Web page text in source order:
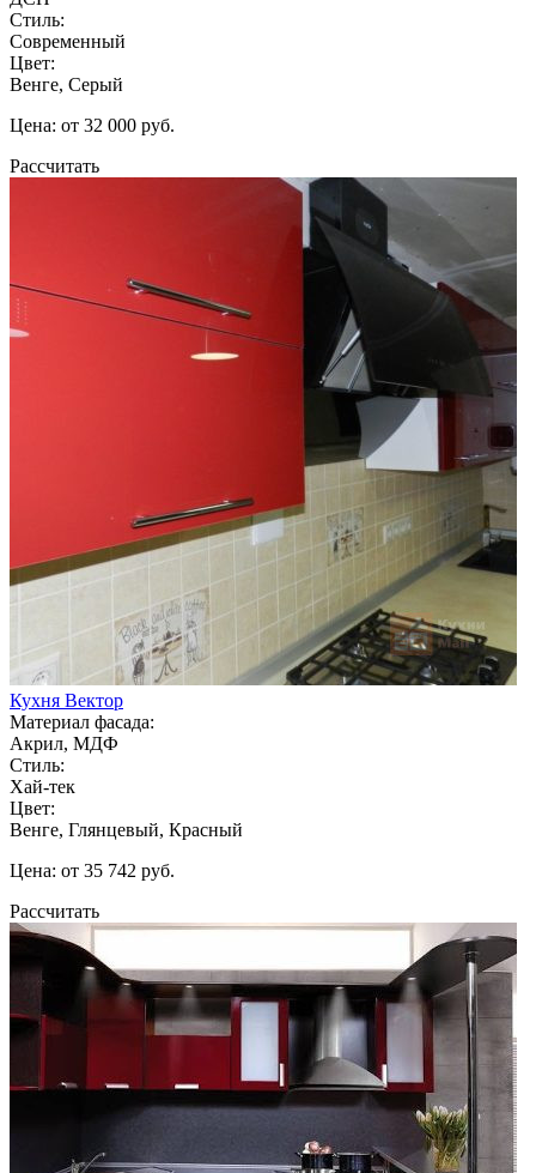
Стиль:
Современный
Цвет:
Венге, Серый
Цена: от 32 000 руб.
Рассчитать
Кухня Вектор
Материал фасада:
Акрил, МДФ
Стиль:
Хай-тек
Цвет:
Венге, Глянцевый, Красный
Цена: от 35 742 руб.
Рассчитать